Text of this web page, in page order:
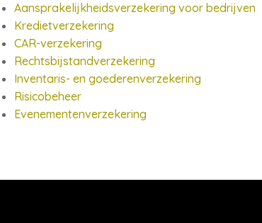
Aansprakelijkheidsverzekering voor bedrijven
Kredietverzekering
CAR-verzekering
Rechtsbijstandverzekering
Inventaris- en goederenverzekering
Risicobeheer
Evenementenverzekering